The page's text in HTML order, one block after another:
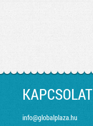
KAPCSOLAT
info@globalplaza.hu